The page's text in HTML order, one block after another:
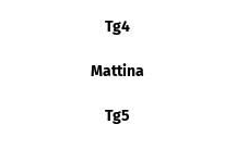
Tg4
Mattina
Tg5